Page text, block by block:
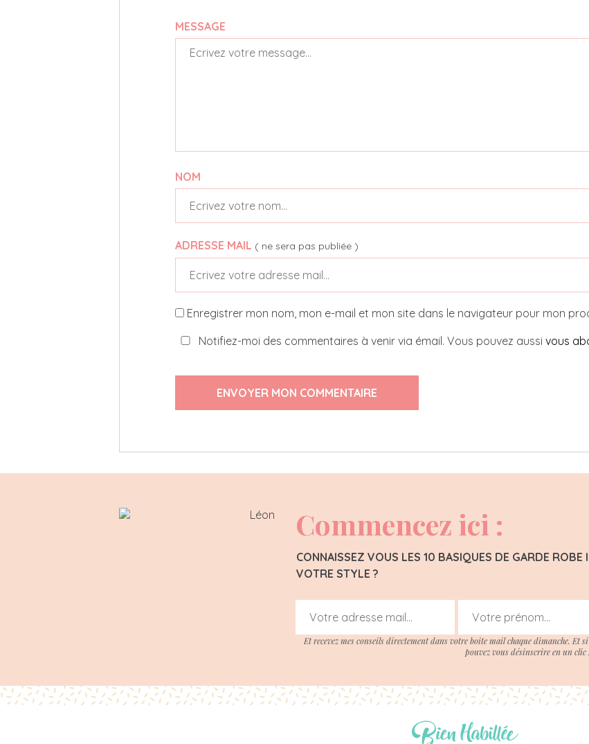
MESSAGE
NOM
ADRESSE MAIL ( ne sera pas publiée )
Enregistrer mon nom, mon e-mail et mon site dans le navigateur pour mon
Notifiez-moi des commentaires à venir via émail. Vous pouvez aussi vous
ENVOYER MON COMMENTAIRE
Commencez ici :
CONNAISSEZ VOUS LES 10 BASIQUES DE GARDE
VOTRE STYLE ?
Et recevez mes conseils directement dans votre boite mail chaque dimanche. Et
pouvez vous désinscrire en un clic